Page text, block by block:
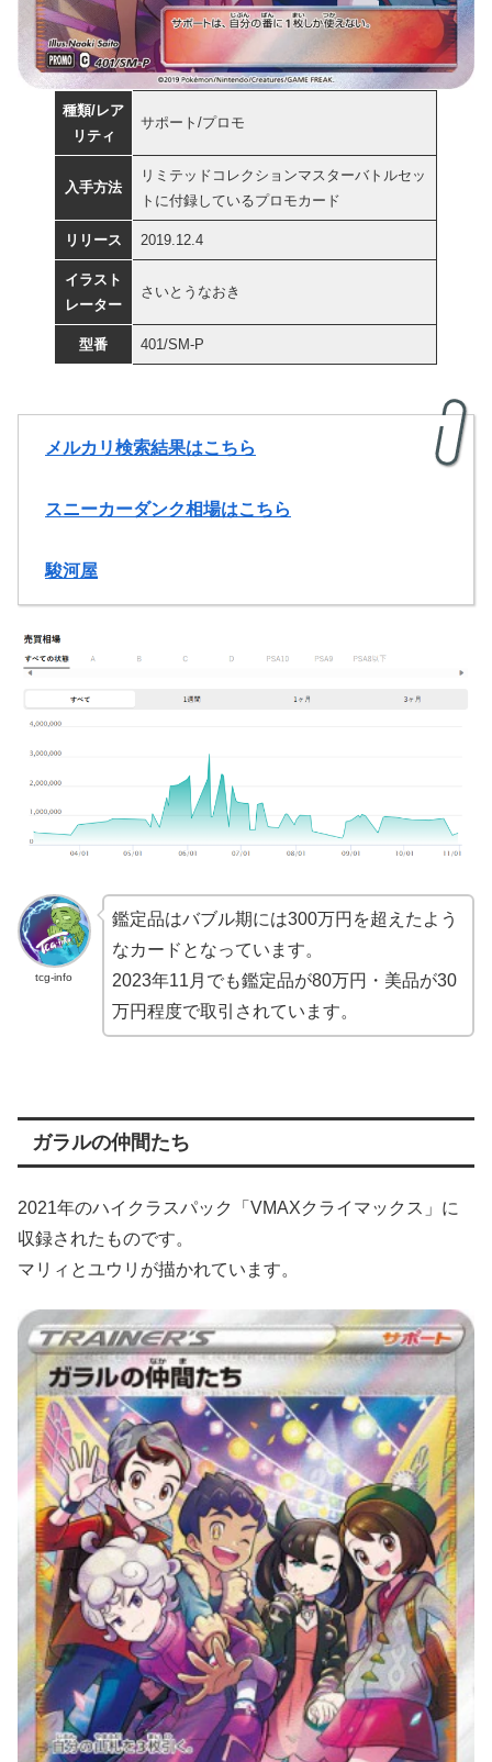
種類/レア
リティ
サポート/プロモ
入手方法
リミテッドコレクションマスターバトルセッ
トに付録しているプロモカード
リリース 2019.12.4
イラスト
レーター
さいとうなおき
型番 401/SM-P
メルカリ検索結果はこちら
スニーカーダンク相場はこちら
駿河屋
tcg-info
鑑定品はバブル期には300万円を超えたよう
なカードとなっています。
2023年11月でも鑑定品が80万円・美品が30
万円程度で取引されています。
ガラルの仲間たち
2021年のハイクラスパック「VMAXクライマックス」に
収録されたものです。
マリィとユウリが描かれています。